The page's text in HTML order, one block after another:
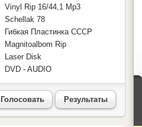
Vinyl Rip 16/44,1 Mp3
Schellak 78
Гибкая Пластинка СССР
Magnitoalbom Rip
Laser Disk
DVD - AUDIO
Голосовать Результаты